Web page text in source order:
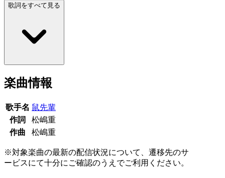
歌詞をすべて見る
楽曲情報
歌手名 鼠先輩
作詞
松嶋重
作曲
松嶋重
※対象楽曲の最新の配信状況について、遷移先のサ
ービスにて十分にご確認のうえでご利用ください。